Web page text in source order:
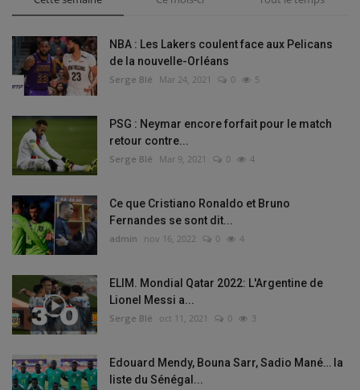
NBA : Les Lakers coulent face aux Pelicans
de la nouvelle-Orléans
Serge Blé Mar 24, 2021 0 5
PSG : Neymar encore forfait pour le match
retour contre...
Serge Blé Mar 9, 2021 0 4
Ce que Cristiano Ronaldo et Bruno
Fernandes se sont dit...
admin nov 16, 2022 0 4
ELIM. Mondial Qatar 2022: L'Argentine de
Lionel Messi a...
Serge Blé oct 11, 2021 0 3
Edouard Mendy, Bouna Sarr, Sadio Mané… la
liste du Sénégal...